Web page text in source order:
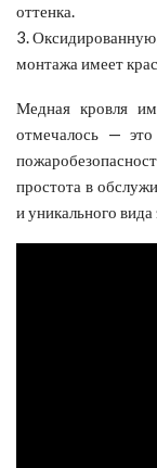
оттенка.
3.
монтажа имеет
Медная кровля
отмечалось —
простота в
и уникального